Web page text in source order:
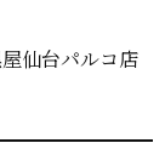
仙台パルコ店